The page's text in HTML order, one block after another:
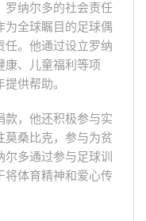
罗纳尔多的社会责任
为全球瞩目的足球偶
任。他通过设立罗纳
康、儿童福利等项
供帮助。
款，他还积极参与实
莫桑比克，参与为贫
多通过参与足球训
将体育精神和爱心传